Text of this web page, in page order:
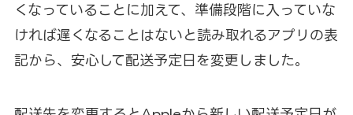
くなっていることに加えて、準備段階に入っていな
ければ遅くなることはないと読み取れるアプリの表
記から、安心して配送予定日を変更しました。